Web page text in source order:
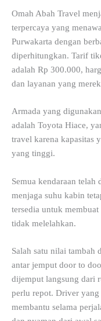
Omah Abah Travel
terpercaya yang
Purwakarta dengan
diperhitungkan. Tarif
adalah Rp 300.000,
dan layanan yang
Armada yang
adalah Toyota Hiace,
travel karena kapasitas
yang tinggi.
Semua kendaraan
menjaga suhu kabin
tersedia untuk
tidak melelahkan.
Salah satu nilai tambah
antar jemput door to
dijemput langsung dari
perlu repot. Driver yang
membantu selama